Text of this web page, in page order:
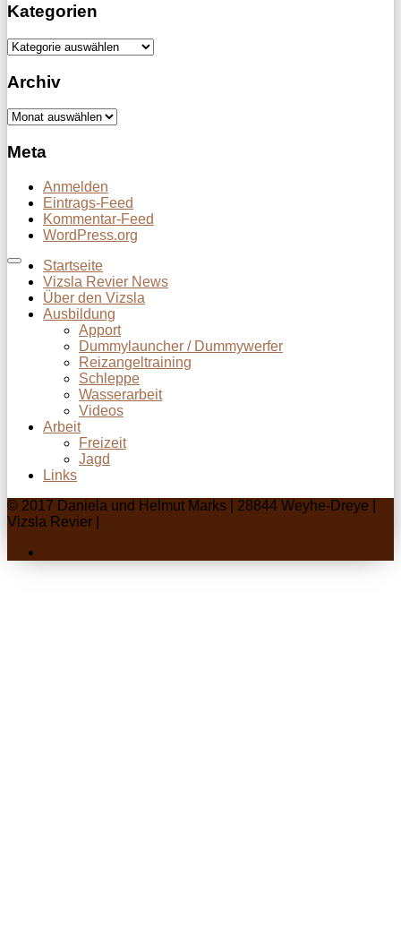
Kategorien
Kategorien
Archiv
Archiv
Meta
Anmelden
Eintrags-Feed
Kommentar-Feed
WordPress.org
Startseite
Vizsla Revier News
Über den Vizsla
Ausbildung
Apport
Dummylauncher / Dummywerfer
Reizangeltraining
Schleppe
Wasserarbeit
Videos
Arbeit
Freizeit
Jagd
Links
© 2017 Daniela und Helmut Marks | 28844 Weyhe-Dreye |
Vizsla Revier |